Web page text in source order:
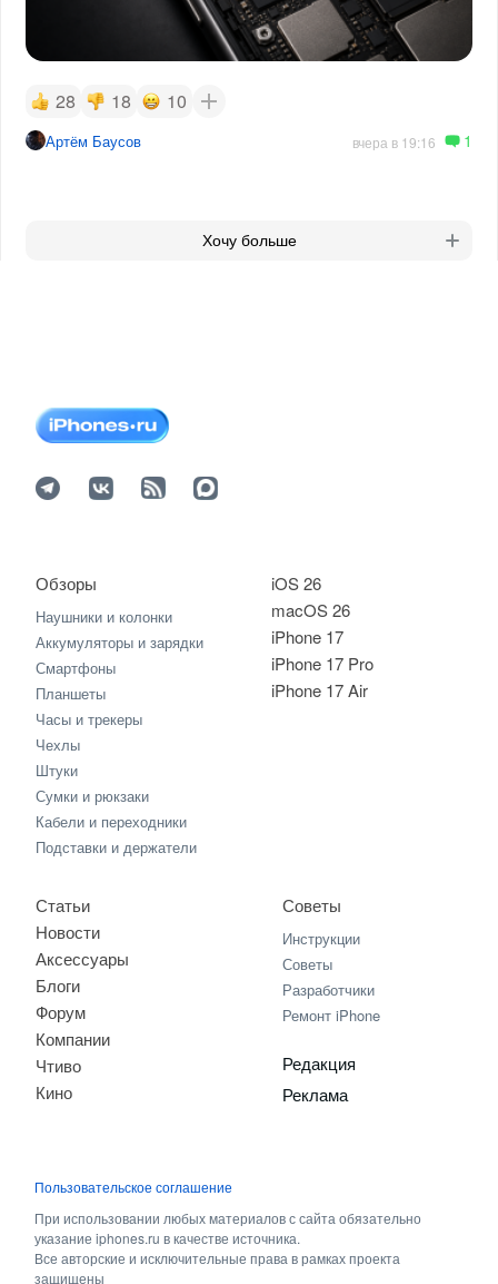
28 18 10
Артём Баусов вчера в 19:16 1
Хочу больше
iOS 26
macOS 26
iPhone 17
iPhone 17 Pro
iPhone 17 Air
Обзоры
Наушники и колонки
Аккумуляторы и зарядки
Смартфоны
Планшеты
Часы и трекеры
Чехлы
Штуки
Сумки и рюкзаки
Кабели и переходники
Подставки и держатели
Статьи
Новости
Аксессуары
Блоги
Форум
Компании
Чтиво
Кино
Советы
Инструкции
Советы
Разработчики
Ремонт iPhone
Редакция
Реклама
Пользовательское соглашение
При использовании любых материалов с сайта обязательно
указание iphones.ru в качестве источника.
Все авторские и исключительные права в рамках проекта
защищены